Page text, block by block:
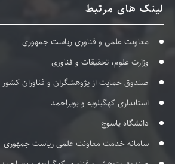
لینک های مرتبط
معاونت علمی و فناوری ریاست جمهوری
وزارت علوم، تحقیقات و فناوری
صندوق حمایت از پژوهشگران و فناوران کشور
استانداری کهگیلویه و بویراحمد
دانشگاه یاسوج
سامانه خدمت معاونت علمی ریاست جمهوری